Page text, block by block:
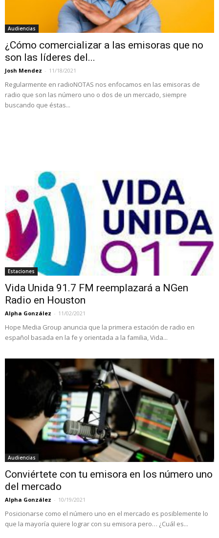
Audiencias
¿Cómo comercializar a las emisoras que no
son las líderes del...
Josh Mendez - 11/18/2021
Regularmente en radioNOTAS nos enfocamos en las emisoras de
radio que son las número uno o dos de un mercado, siempre
buscando que éstas...
Estaciones
Vida Unida 91.7 FM reemplazará a NGen
Radio en Houston
Alpha González - 11/02/2021
Hope Media Group anuncia que la primera estación de radio en
español basada en la fe y orientada a la familia, Vida...
Audiencias
Conviértete con tu emisora en los número uno
del mercado
Alpha González - 10/19/2021
Posicionarse como el número uno en el mercado es posiblemente lo
que la mayoría quiere lograr con su emisora pero… ¿Cuál es...